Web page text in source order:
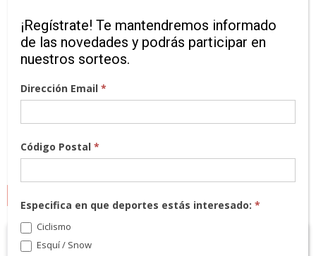
¡Regístrate! Te mantendremos informado
de las novedades y podrás participar en
nuestros sorteos.
Dirección Email*
Código Postal*
Especifica en que deportes estás interesado:*
Ciclismo
Esquí / Snow